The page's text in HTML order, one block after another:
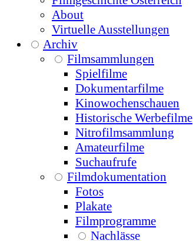
About
Virtuelle Ausstellungen
Archiv
Filmsammlungen
Spielfilme
Dokumentarfilme
Kinowochenschauen
Historische Werbefilme
Nitrofilmsammlung
Amateurfilme
Suchaufrufe
Filmdokumentation
Fotos
Plakate
Filmprogramme
Nachlässe